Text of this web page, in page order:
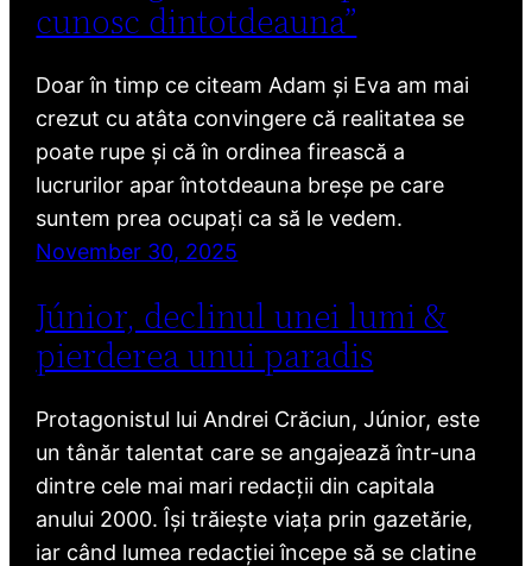
cunosc dintotdeauna”
Doar în timp ce citeam Adam și Eva am mai
crezut cu atâta convingere că realitatea se
poate rupe și că în ordinea firească a
lucrurilor apar întotdeauna breșe pe care
suntem prea ocupați ca să le vedem.
November 30, 2025
Júnior, declinul unei lumi &
pierderea unui paradis
Protagonistul lui Andrei Crăciun, Júnior, este
un tânăr talentat care se angajează într-una
dintre cele mai mari redacții din capitala
anului 2000. Își trăiește viața prin gazetărie,
iar când lumea redacției începe să se clatine